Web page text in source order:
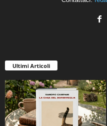
Ultimi Articoli